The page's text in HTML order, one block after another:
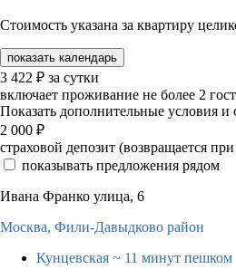
Стоимость указана за квартиру
показать календарь
3 422 ₽ за сутки
включает проживание не более 2
Показать дополнительные условия и
2 000 ₽
страховой депозит (возвращается при
показывать предложения рядом
Ивана Франко улица, 6
Москва, Фили-Давыдково район
Кунцевская ~ 11 минут пешком